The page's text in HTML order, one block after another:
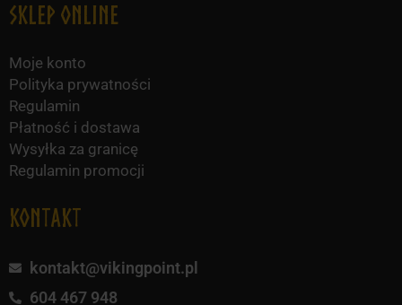
Sklep online
Moje konto
Polityka prywatności
Regulamin
Płatność i dostawa
Wysyłka za granicę
Regulamin promocji
KONTAKT
kontakt@vikingpoint.pl
604 467 948